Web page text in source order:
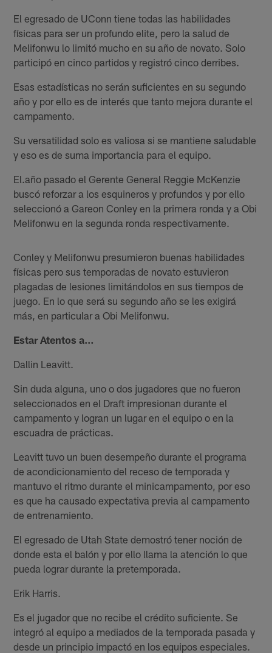
El egresado de UConn tiene todas las habilidades
físicas para ser un profundo elite, pero la salud de
Melifonwu lo limitó mucho en su año de novato. Solo
participó en cinco partidos y registró cinco derribes.
Esas estadísticas no serán suficientes en su segundo
año y por ello es de interés que tanto mejora durante el
campamento.
Su versatilidad solo es valiosa si se mantiene saludable
y eso es de suma importancia para el equipo.
El.año pasado el Gerente General Reggie McKenzie
buscó reforzar a los esquineros y profundos y por ello
seleccionó a Gareon Conley en la primera ronda y a Obi
Melifonwu en la segunda ronda respectivamente.
Conley y Melifonwu presumieron buenas habilidades
físicas pero sus temporadas de novato estuvieron
plagadas de lesiones limitándolos en sus tiempos de
juego. En lo que será su segundo año se les exigirá
más, en particular a Obi Melifonwu.
Estar Atentos a…
Dallin Leavitt.
Sin duda alguna, uno o dos jugadores que no fueron
seleccionados en el Draft impresionan durante el
campamento y logran un lugar en el equipo o en la
escuadra de prácticas.
Leavitt tuvo un buen desempeño durante el programa
de acondicionamiento del receso de temporada y
mantuvo el ritmo durante el minicampamento, por eso
es que ha causado expectativa previa al campamento
de entrenamiento.
El egresado de Utah State demostró tener noción de
donde esta el balón y por ello llama la atención lo que
pueda lograr durante la pretemporada.
Erik Harris.
Es el jugador que no recibe el crédito suficiente. Se
integró al equipo a mediados de la temporada pasada y
desde un principio impactó en los equipos especiales.